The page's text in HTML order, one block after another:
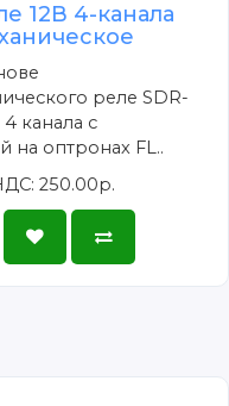
12В 4-канала
реле SDR-
4 канала с
на оптронах FL..
250.00р.